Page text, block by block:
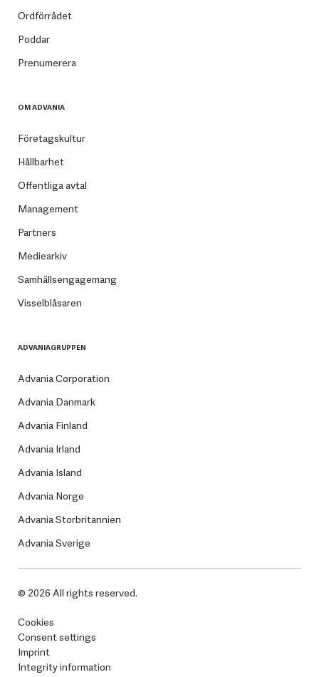
Ordförrådet
Poddar
Prenumerera
OM ADVANIA
Företagskultur
Hållbarhet
Offentliga avtal
Management
Partners
Mediearkiv
Samhällsengagemang
Visselblåsaren
ADVANIAGRUPPEN
Advania Corporation
Advania Danmark
Advania Finland
Advania Irland
Advania Island
Advania Norge
Advania Storbritannien
Advania Sverige
© 2026 All rights reserved.
Cookies
Consent settings
Imprint
Integrity information